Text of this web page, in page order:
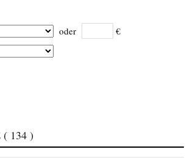
oder €
( 134 )